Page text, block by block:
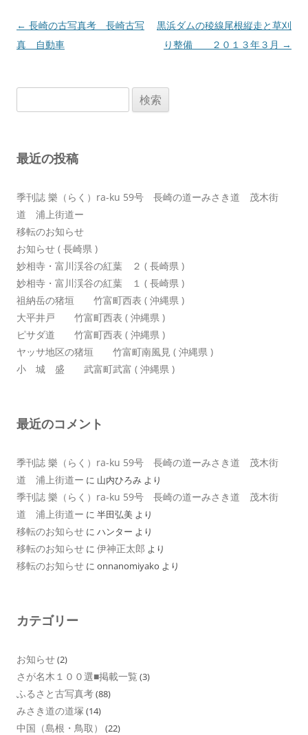
投
稿
ョ
← 長崎の古写真考 長崎古写
真 自動車
黒浜ダムの稜線尾根縦走と草刈
り整備 ２０１３年３月 →
索:
最近の投稿
季刊誌 樂（らく）ra-ku 59号 長崎の道ーみさき道 茂木街
道 浦上街道ー
移転のお知らせ
お知らせ ( 長崎県 )
妙相寺・富川渓谷の紅葉 ２ ( 長崎県 )
妙相寺・富川渓谷の紅葉 １ ( 長崎県 )
祖納岳の猪垣 竹富町西表 ( 沖縄県 )
大平井戸 竹富町西表 ( 沖縄県 )
ピサダ道 竹富町西表 ( 沖縄県 )
ヤッサ地区の猪垣 竹富町南風見 ( 沖縄県 )
小 城 盛 武富町武富 ( 沖縄県 )
最近のコメント
季刊誌 樂（らく）ra-ku 59号 長崎の道ーみさき道 茂木街
道 浦上街道ー に 山内ひろみ より
季刊誌 樂（らく）ra-ku 59号 長崎の道ーみさき道 茂木街
道 浦上街道ー に 半田弘美 より
移転のお知らせ に ハンター より
移転のお知らせ に 伊神正太郎 より
移転のお知らせ に onnanomiyako より
カテゴリー
お知らせ(2)
さが名木１００選■掲載一覧 (3)
ふるさと古写真考(88)
みさき道の道塚 (14)
中国（島根・鳥取） (22)